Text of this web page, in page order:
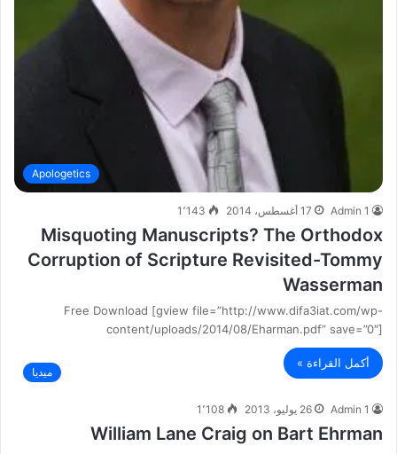
Apologetics
Admin 1 17 أغسطس، 2014 1٬143
Misquoting Manuscripts? The Orthodox
Corruption of Scripture Revisited-Tommy
Wasserman
Free Download [gview file=”http://www.difa3iat.com/wp-
content/uploads/2014/08/Eharman.pdf” save=”0″]
أكمل القراءة »
ميديا
Admin 1 26 يوليو، 2013 1٬108
William Lane Craig on Bart Ehrman